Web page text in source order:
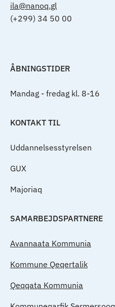
ila@nanoq.gl
(+299) 34 50 00
ÅBNINGSTIDER
Mandag - fredag kl. 8-16
KONTAKT TIL
Uddannelsesstyrelsen
GUX
Majoriaq
SAMARBEJDSPARTNERE
Avannaata Kommunia
Kommune Qeqertalik
Qeqqata Kommunia